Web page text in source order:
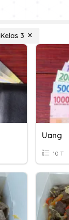
Kelas 3
Uang
10 T